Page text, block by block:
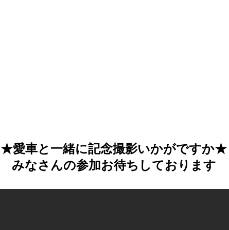
★愛車と一緒に記念撮影いかがですか★
みなさんの参加お待ちしております